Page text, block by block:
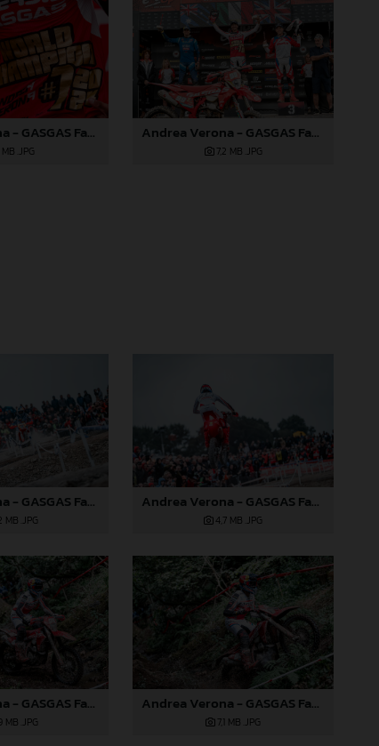
Andrea Verona - GASGAS Factory Racing - 2024 EnduroGP World Championship - Round 6, Wales
.JPG
Andrea Verona - GASGAS Factory Racing - 2024 EnduroGP World Championship - Round 6, Wales
7,2 MB .JPG
Andrea Verona - GASGAS Factory Racing - 2024 EnduroGP World Championship - Round 6, Wales
MB .JPG
Andrea Verona - GASGAS Factory Racing - 2024 EnduroGP World Championship - Round 6, Wales
4,7 MB .JPG
Andrea Verona - GASGAS Factory Racing - 2024 EnduroGP World Championship - Round 6, Wales
MB .JPG
Andrea Verona - GASGAS Factory Racing - 2024 EnduroGP World Championship - Round 6, Wales
7,1 MB .JPG